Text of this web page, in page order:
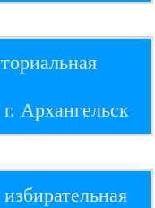
Архангельск